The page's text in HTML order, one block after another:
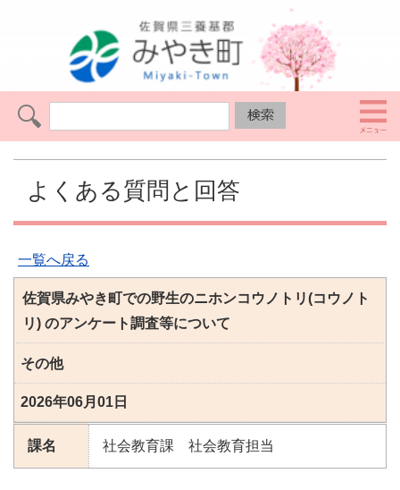
よくある質問と回答
一覧へ戻る
佐賀県みやき町での野生のニホンコウノトリ(コウノト
リ) のアンケート調査等について
その他
2026年06月01日
課名 社会教育課 社会教育担当